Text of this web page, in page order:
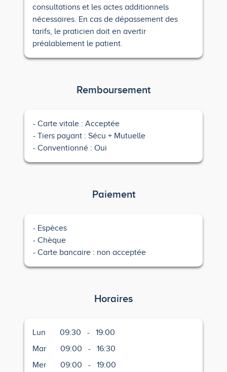
consultations et les actes additionnels
nécessaires. En cas de dépassement des
tarifs, le praticien doit en avertir
préalablement le patient.
Remboursement
Carte vitale : Acceptée
Tiers payant : Sécu + Mutuelle
Conventionné : Oui
Paiement
Espèces
Chèque
Carte bancaire : non acceptée
Horaires
Lun 09:30 -
19:00
Mar
09:00 -
16:30
Mer
09:00 -
19:00